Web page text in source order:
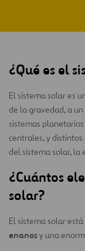
¿Qué es el
El sistema solar es
de la gravedad, a
sistemas
centrales, y
del sistema solar, la
¿Cuántos
solar?
El sistema solar
enanosy una